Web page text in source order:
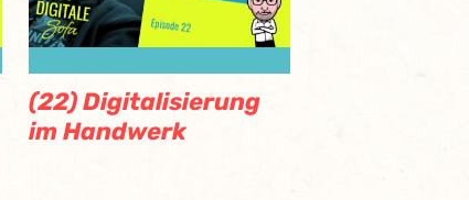
(22) Digitalisierung
im Handwerk